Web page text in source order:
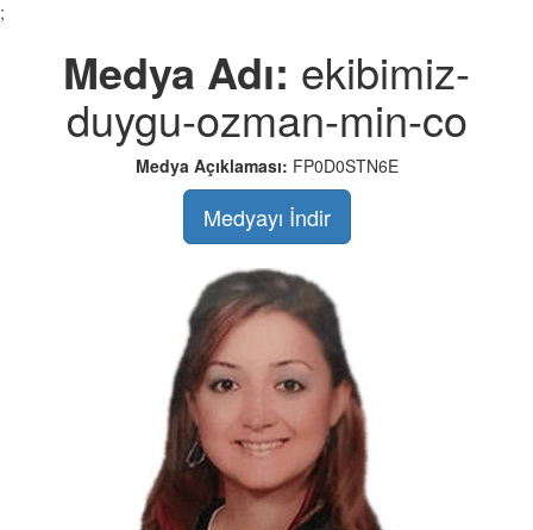
;
Medya Adı: ekibimiz-
duygu-ozman-min-co
Medya Açıklaması: FP0D0STN6E
Medyayı İndir